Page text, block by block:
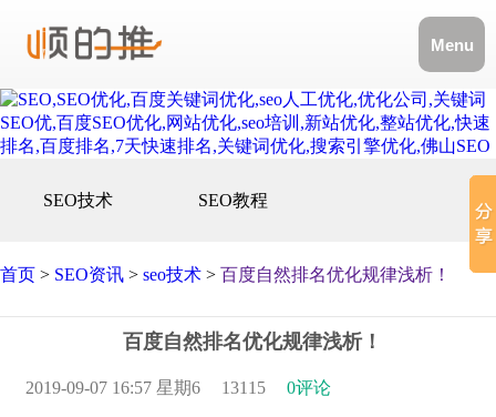
Menu
SEO技术 SEO教程
首页 > SEO资讯 > seo技术 > 百度自然排名优化规律浅析！
百度自然排名优化规律浅析！
2019-09-07 16:57 星期6 13115 0评论